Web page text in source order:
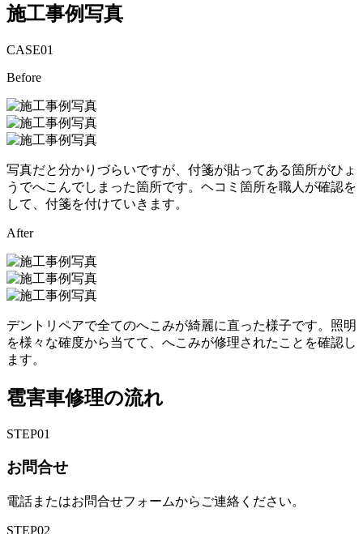
施工事例写真
CASE01
Before
写真だと分かりづらいですが、付箋が貼ってある箇所がひょ
うでへこんでしまった箇所です。ヘコミ箇所を職人が確認を
して、付箋を付けていきます。
After
デントリペアで全てのへこみが綺麗に直った様子です。照明
を様々な確度から当てて、へこみが修理されたことを確認し
ます。
雹害車修理の流れ
STEP01
お問合せ
電話またはお問合せフォームからご連絡ください。
STEP02